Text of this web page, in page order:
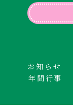
お知らせ
年間行事